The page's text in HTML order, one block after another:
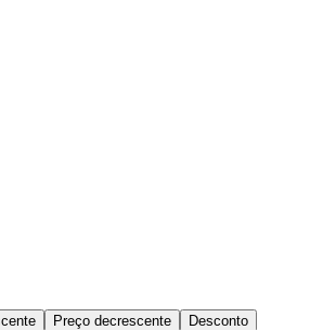
Preço decrescente Desconto